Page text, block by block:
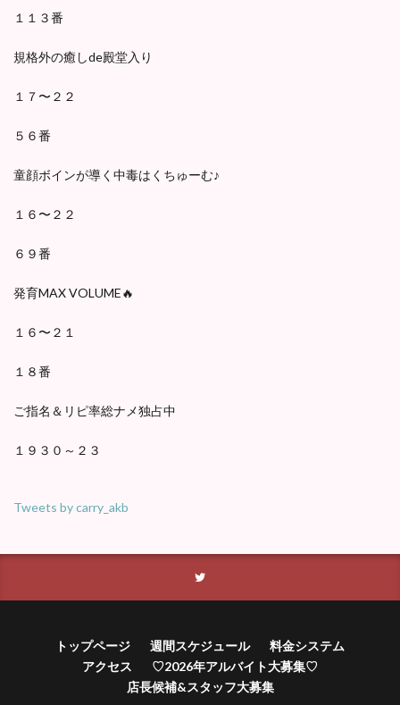
１１３番
規格外の癒しde殿堂入り
１７〜２２
５６番
童顔ボインが導く中毒はくちゅーむ♪
１６〜２２
６９番
発育MAX VOLUME🔥
１６〜２１
１８番
ご指名＆リピ率総ナメ独占中
１９３０～２３
Tweets by carry_akb
トップページ 週間スケジュール
料金システム
アクセス
♡2026年アルバイト大募集♡
店長候補&スタッフ大募集